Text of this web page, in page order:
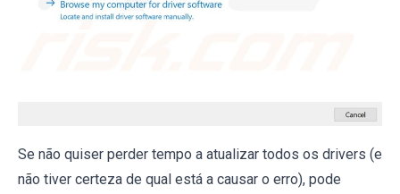
Se não quiser perder tempo a atualizar todos os drivers (e
não tiver certeza de qual está a causar o erro), pode